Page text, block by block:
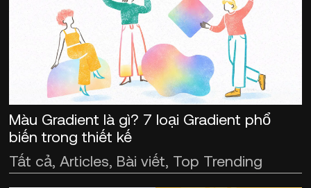
Màu Gradient là gì? 7 loại Gradient phổ
biến trong thiết kế
Tất cả, Articles, Bài viết, Top Trending